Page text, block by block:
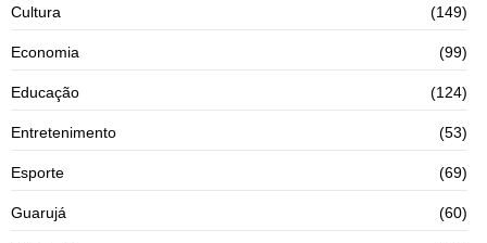
Cultura (149)
Economia (99)
Educação (124)
Entretenimento (53)
Esporte (69)
Guarujá (60)